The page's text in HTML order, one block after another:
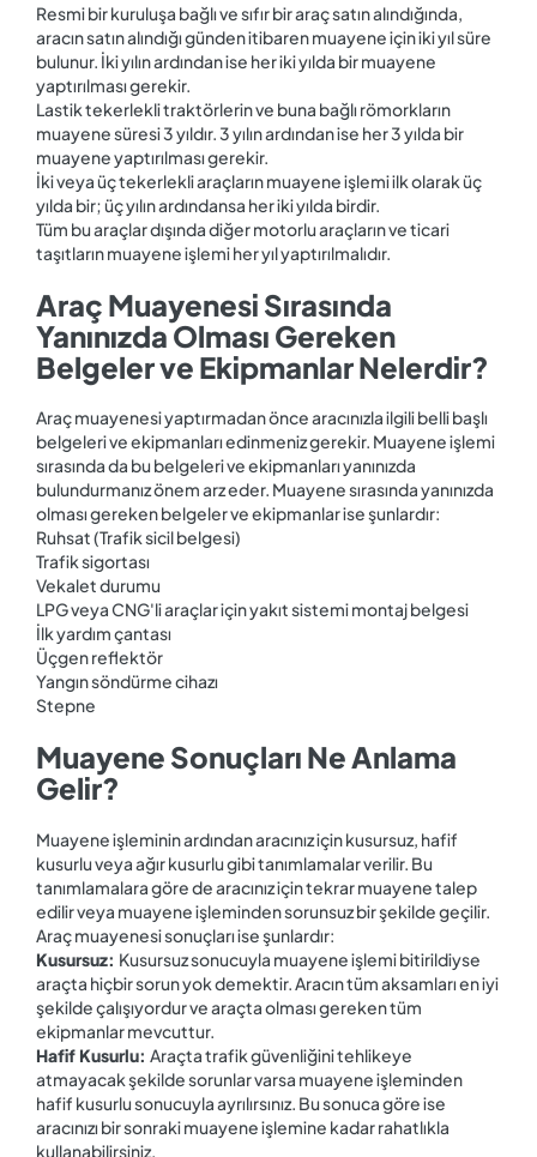
Resmi bir kuruluşa bağlı ve sıfır bir araç satın alındığında,
aracın satın alındığı günden itibaren muayene için iki yıl süre
bulunur. İki yılın ardından ise her iki yılda bir muayene
yaptırılması gerekir.
Lastik tekerlekli traktörlerin ve buna bağlı römorkların
muayene süresi 3 yıldır. 3 yılın ardından ise her 3 yılda bir
muayene yaptırılması gerekir.
İki veya üç tekerlekli araçların muayene işlemi ilk olarak üç
yılda bir; üç yılın ardındansa her iki yılda birdir.
Tüm bu araçlar dışında diğer motorlu araçların ve ticari
taşıtların muayene işlemi her yıl yaptırılmalıdır.
Araç Muayenesi Sırasında
Yanınızda Olması Gereken
Belgeler ve Ekipmanlar Nelerdir?
Araç muayenesi yaptırmadan önce aracınızla ilgili belli başlı
belgeleri ve ekipmanları edinmeniz gerekir. Muayene işlemi
sırasında da bu belgeleri ve ekipmanları yanınızda
bulundurmanız önem arz eder. Muayene sırasında yanınızda
olması gereken belgeler ve ekipmanlar ise şunlardır:
Ruhsat (Trafik sicil belgesi)
Trafik sigortası
Vekalet durumu
LPG veya CNG'li araçlar için yakıt sistemi montaj belgesi
İlk yardım çantası
Üçgen reflektör
Yangın söndürme cihazı
Stepne
Muayene Sonuçları Ne Anlama
Gelir?
Muayene işleminin ardından aracınız için kusursuz, hafif
kusurlu veya ağır kusurlu gibi tanımlamalar verilir. Bu
tanımlamalara göre de aracınız için tekrar muayene talep
edilir veya muayene işleminden sorunsuz bir şekilde geçilir.
Araç muayenesi sonuçları ise şunlardır:
Kusursuz: Kusursuz sonucuyla muayene işlemi bitirildiyse
araçta hiçbir sorun yok demektir. Aracın tüm aksamları en iyi
şekilde çalışıyordur ve araçta olması gereken tüm
ekipmanlar mevcuttur.
Hafif Kusurlu: Araçta trafik güvenliğini tehlikeye
atmayacak şekilde sorunlar varsa muayene işleminden
hafif kusurlu sonucuyla ayrılırsınız. Bu sonuca göre ise
aracınızı bir sonraki muayene işlemine kadar rahatlıkla
kullanabilirsiniz.